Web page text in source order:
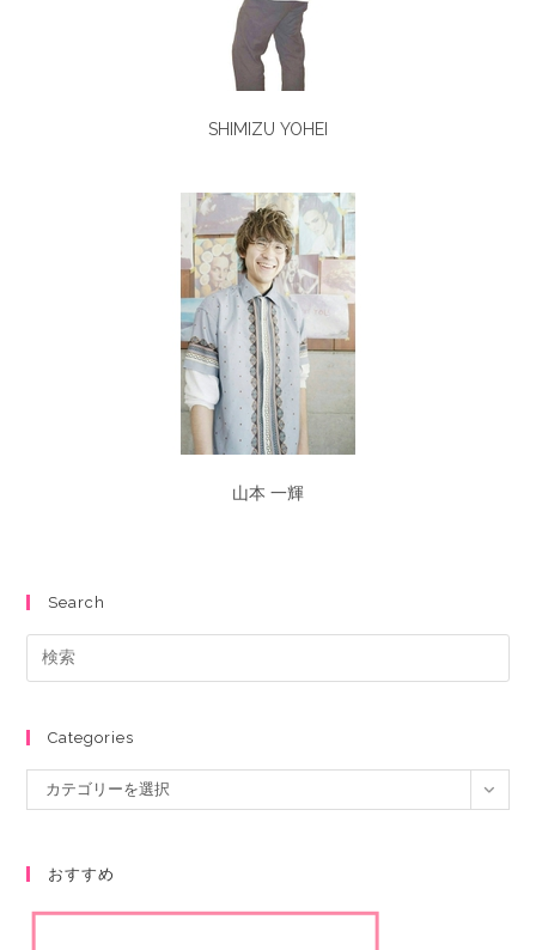
SHIMIZU YOHEI
山本 一輝
Search
Categories
カテゴリーを選択
おすすめ